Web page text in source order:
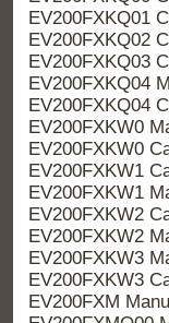
EV200FXKQ01
EV200FXKQ02
EV200FXKQ03
EV200FXKQ04
EV200FXKQ04
EV200FXKW0
EV200FXKW0
EV200FXKW1
EV200FXKW1
EV200FXKW2
EV200FXKW2
EV200FXKW3
EV200FXKW3
EV200FXM